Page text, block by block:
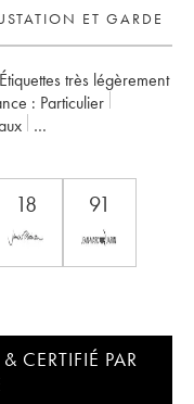
ET GARDE
très légèrement
: particulier
18 91
CERTIFIÉ PAR